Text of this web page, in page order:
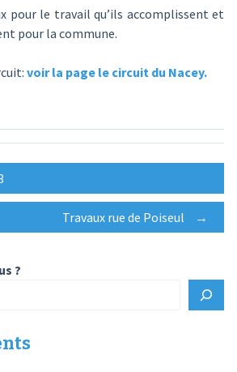
pour le travail qu’ils accomplissent et
pour la commune.
voir la page le circuit du Nacey.
Travaux rue de Poiseul →
?